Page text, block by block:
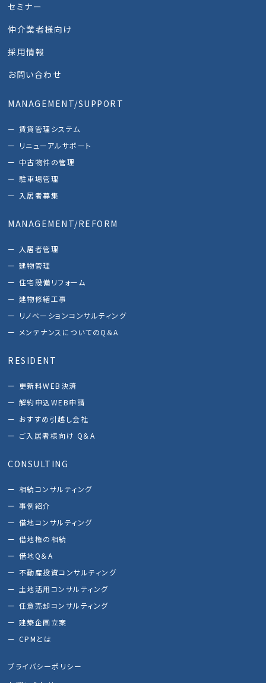
セミナー
仲介業者様向け
採用情報
お問い合わせ
MANAGEMENT/SUPPORT
賃貸管理システム
リニューアルサポート
中古物件の管理
駐車場管理
入居者募集
MANAGEMENT/REFORM
入居者管理
建物管理
住宅設備リフォーム
建物修繕工事
リノベーションコンサルティング
メンテナンスについてのQ＆A
RESIDENT
更新料WEB決済
解約申込WEB申請
おすすめ引越し会社
ご入居者様向け Q＆A
CONSULTING
相続コンサルティング
事例紹介
借地コンサルティング
借地権の相続
借地Q＆A
不動産投資コンサルティング
土地活用コンサルティング
任意売却コンサルティング
建築企画立案
CPMとは
プライバシーポリシー